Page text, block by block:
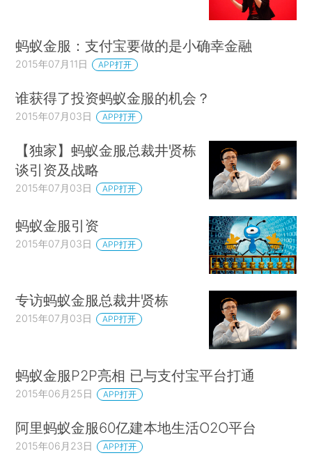
蚂蚁金服：支付宝要做的是小确幸金融
2015年07月11日 APP打开
谁获得了投资蚂蚁金服的机会？
2015年07月03日 APP打开
【独家】蚂蚁金服总裁井贤栋
谈引资及战略
2015年07月03日 APP打开
蚂蚁金服引资
2015年07月03日 APP打开
专访蚂蚁金服总裁井贤栋
2015年07月03日 APP打开
蚂蚁金服P2P亮相 已与支付宝平台打通
2015年06月25日 APP打开
阿里蚂蚁金服60亿建本地生活O2O平台
2015年06月23日 APP打开